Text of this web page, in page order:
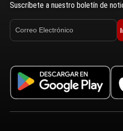
Suscríbete a nuestro boletín de